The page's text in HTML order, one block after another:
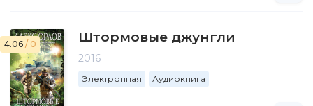
4.06 / 0 Штормовые джунгли
2016
Электронная Аудиокнига